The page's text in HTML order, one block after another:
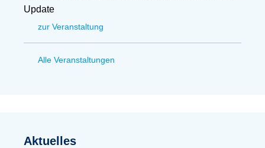
Update
zur Veranstaltung
Alle Veranstaltungen
Aktuelles